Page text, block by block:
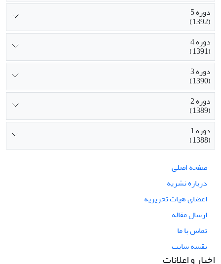
دوره 5
(1392)
دوره 4
(1391)
دوره 3
(1390)
دوره 2
(1389)
دوره 1
(1388)
صفحه اصلی
درباره نشریه
اعضای هیات تحریریه
ارسال مقاله
تماس با ما
نقشه سایت
اخبار و اعلانات